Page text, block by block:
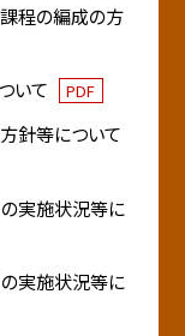
程の編成の方
いて PDF
針等について
実施状況等に
実施状況等に